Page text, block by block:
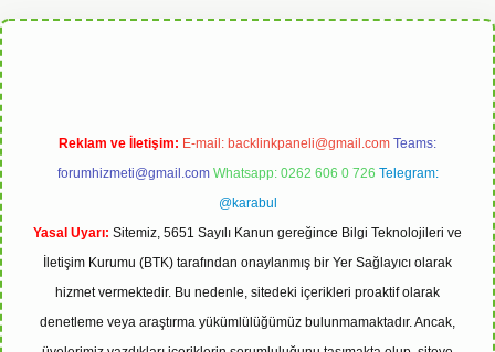
Reklam ve İletişim: E-mail: backlinkpaneli@gmail.com Teams:
forumhizmeti@gmail.com Whatsapp: 0262 606 0 726 Telegram:
@karabul
Yasal Uyarı: Sitemiz, 5651 Sayılı Kanun gereğince Bilgi Teknolojileri ve
İletişim Kurumu (BTK) tarafından onaylanmış bir Yer Sağlayıcı olarak
hizmet vermektedir. Bu nedenle, sitedeki içerikleri proaktif olarak
denetleme veya araştırma yükümlülüğümüz bulunmamaktadır. Ancak,